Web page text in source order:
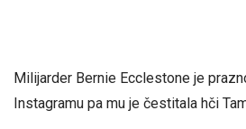
Milijarder Bernie Ecclestone je
Instagramu pa mu je čestitala hči